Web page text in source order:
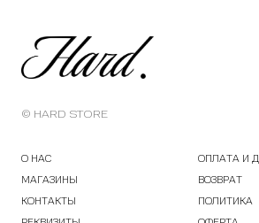
© HARD STORE
О НАС
МАГАЗИНЫ
КОНТАКТЫ
ОПЛАТА И
ВОЗВРАТ
ПОЛИТИКА